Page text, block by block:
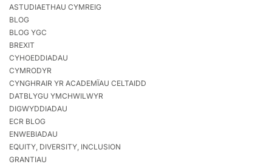
ASTUDIAETHAU CYMREIG
BLOG
BLOG YGC
BREXIT
CYHOEDDIADAU
CYMRODYR
CYNGHRAIR YR ACADEMÏAU CELTAIDD
DATBLYGU YMCHWILWYR
DIGWYDDIADAU
ECR BLOG
ENWEBIADAU
EQUITY, DIVERSITY, INCLUSION
GRANTIAU